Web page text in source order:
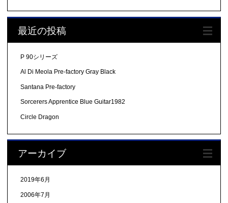
最近の投稿
P 90シリーズ
Al Di Meola Pre-factory Gray Black
Santana Pre-factory
Sorcerers Apprentice Blue Guitar1982
Circle Dragon
アーカイブ
2019年6月
2006年7月